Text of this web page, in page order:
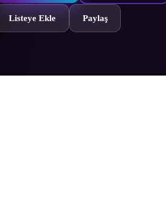
Listeye Ekle Paylaş